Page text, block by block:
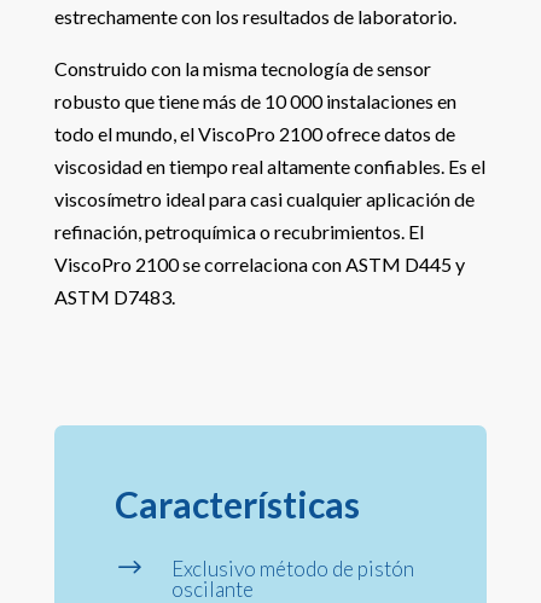
estrechamente con los resultados de laboratorio.
Construido con la misma tecnología de sensor
robusto que tiene más de 10 000 instalaciones en
todo el mundo, el ViscoPro 2100 ofrece datos de
viscosidad en tiempo real altamente confiables. Es el
viscosímetro ideal para casi cualquier aplicación de
refinación, petroquímica o recubrimientos. El
ViscoPro 2100 se correlaciona con ASTM D445 y
ASTM D7483.
Características
$
Exclusivo método de pistón
oscilante